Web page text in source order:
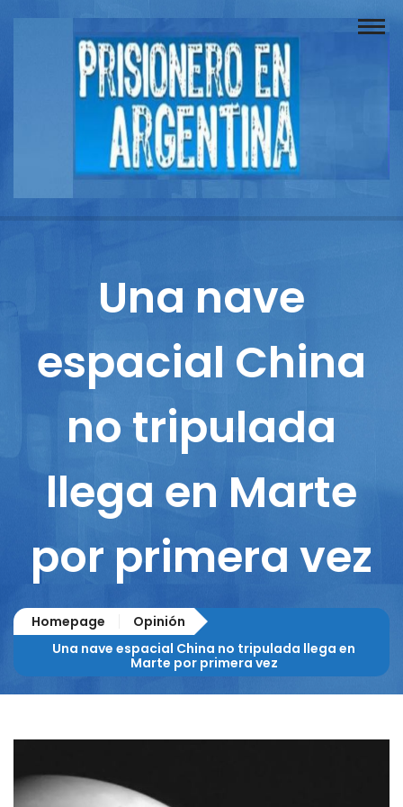
Buscador
Documentos
Contacto
Una nave
espacial China
no tripulada
llega en Marte
por primera vez
Homepage
Opinión
Una nave espacial China no tripulada llega en
Marte por primera vez